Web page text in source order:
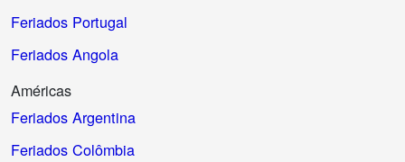
Feriados Portugal
Feriados Angola
Américas
Feriados Argentina
Feriados Colômbia